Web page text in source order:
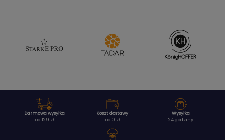
Darmowa wysyłka
od 129 zł
Koszt dostawy
od 0 zł
Wysyłka
24 godziny